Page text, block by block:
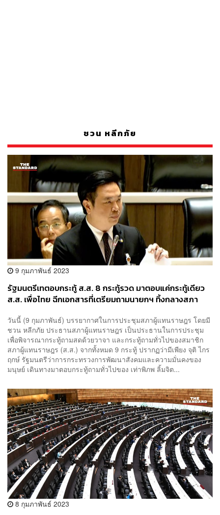
ชวน หลีกภัย
9 กุมภาพันธ์ 2023
รัฐมนตรีเทตอบกระทู้ ส.ส. 8 กระทู้รวด มาตอบแค่กระทู้เดียว
ส.ส. เพื่อไทย ฉีกเอกสารที่เตรียมถามนายกฯ ทิ้งกลางสภา
วันนี้ (9 กุมภาพันธ์) บรรยากาศในการประชุมสภาผู้แทนราษฎร โดยมี
ชวน หลีกภัย ประธานสภาผู้แทนราษฎร เป็นประธานในการประชุม
เพื่อพิจารณากระทู้ถามสดด้วยวาจา และกระทู้ถามทั่วไปของสมาชิก
สภาผู้แทนราษฎร (ส.ส.) จากทั้งหมด 9 กระทู้ ปรากฏว่ามีเพียง จุติ ไกร
ฤกษ์ รัฐมนตรีว่าการกระทรวงการพัฒนาสังคมและความมั่นคงของ
มนุษย์ เดินทางมาตอบกระทู้ถามทั่วไปของ เท่าพิภพ ลิ้มจิต...
8 กุมภาพันธ์ 2023